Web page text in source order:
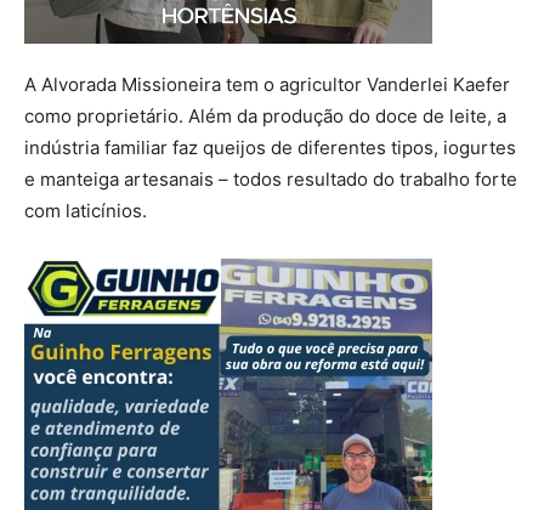
A Alvorada Missioneira tem o agricultor Vanderlei Kaefer
como proprietário. Além da produção do doce de leite, a
indústria familiar faz queijos de diferentes tipos, iogurtes
e manteiga artesanais – todos resultado do trabalho forte
com laticínios.